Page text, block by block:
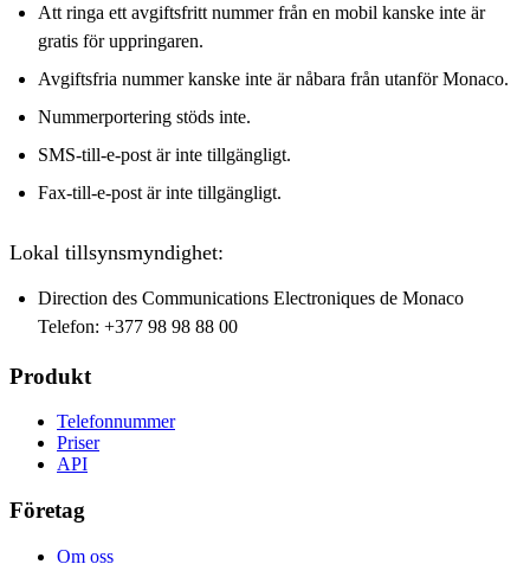
Att ringa ett avgiftsfritt nummer från en mobil kanske inte är
gratis för uppringaren.
Avgiftsfria nummer kanske inte är nåbara från utanför Monaco.
Nummerportering stöds inte.
SMS-till-e-post är inte tillgängligt.
Fax-till-e-post är inte tillgängligt.
Lokal tillsynsmyndighet:
Direction des Communications Electroniques de Monaco
Telefon: +377 98 98 88 00
Produkt
Telefonnummer
Priser
API
Företag
Om oss